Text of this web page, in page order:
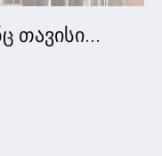
თავისი...